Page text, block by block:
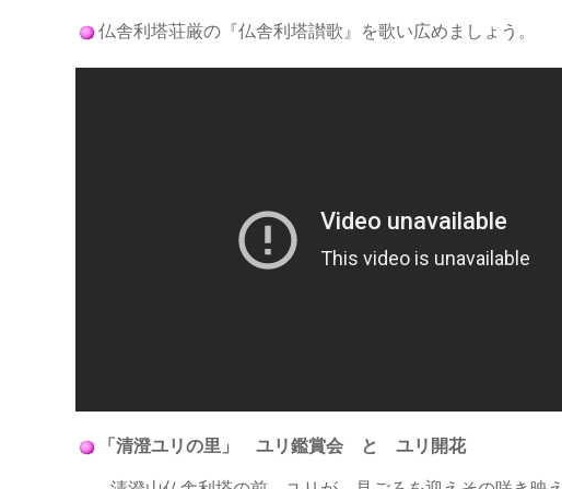
仏舎利塔荘厳の『仏舎利塔讃歌』を歌い広めましょう。
「清澄ユリの里」 ユリ鑑賞会 と ユリ開花